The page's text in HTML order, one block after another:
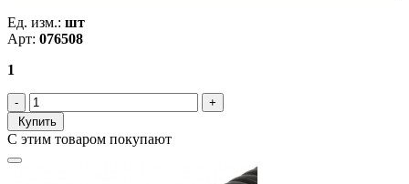
Ед. изм.: шт
Арт: 076508
1
Купить
С этим товаром покупают